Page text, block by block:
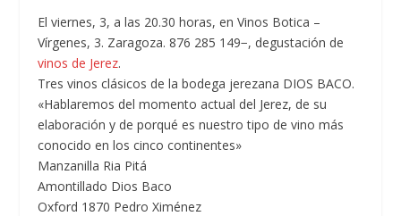
El viernes, 3, a las 20.30 horas, en Vinos Botica –
Vírgenes, 3. Zaragoza. 876 285 149−, degustación de
vinos de Jerez.
Tres vinos clásicos de la bodega jerezana DIOS BACO.
«Hablaremos del momento actual del Jerez, de su
elaboración y de porqué es nuestro tipo de vino más
conocido en los cinco continentes»
Manzanilla Ria Pitá
Amontillado Dios Baco
Oxford 1870 Pedro Ximénez